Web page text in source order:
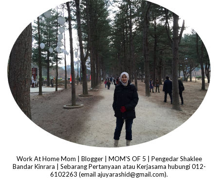
Work At Home Mom | Blogger | MOM'S OF 5 | Pengedar Shaklee
Bandar Kinrara | Sebarang Pertanyaan atau Kerjasama hubungi 012-
6102263 (email ajuyarashid@gmail.com).